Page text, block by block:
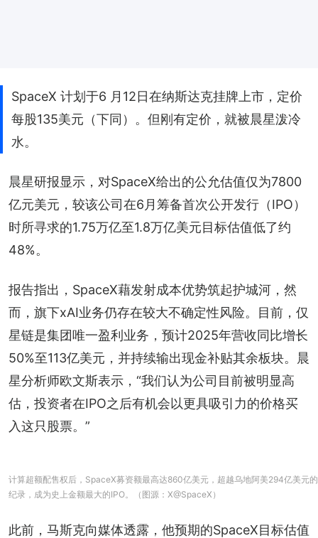
SpaceX 计划于6 月12日在纳斯达克挂牌上市，定价
每股135美元（下同）。但刚有定价，就被晨星泼冷
水。
晨星研报显示，对SpaceX给出的公允估值仅为7800
亿元美元，较该公司在6月筹备首次公开发行（IPO）
时所寻求的1.75万亿至1.8万亿美元目标估值低了约
48%。
报告指出，SpaceX藉发射成本优势筑起护城河，然
而，旗下xAI业务仍存在较大不确定性风险。目前，仅
星链是集团唯一盈利业务，预计2025年营收同比增长
50%至113亿美元，并持续输出现金补贴其余板块。晨
星分析师欧文斯表示，“我们认为公司目前被明显高
估，投资者在IPO之后有机会以更具吸引力的价格买
入这只股票。”
计算超额配售权后，SpaceX募资额最高达860亿美元，超越乌地阿美294亿美元的
纪录，成为史上金额最大的IPO。（图源：X@SpaceX）
此前，马斯克向媒体透露，他预期的SpaceX目标估值